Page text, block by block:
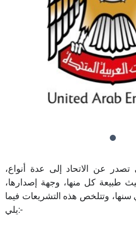
تصدر عن الاتحاد إلى عدة أنواع،
طبيعة كل منها، وجهة إصدارها،
سنها، وتتلخص هذه التشريعات فيما
يلي:-